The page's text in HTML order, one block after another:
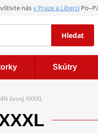
násv Praze a Liberci
Hledat
Skútry
černý XXXXL